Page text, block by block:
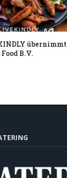
übernimmt
B.V.